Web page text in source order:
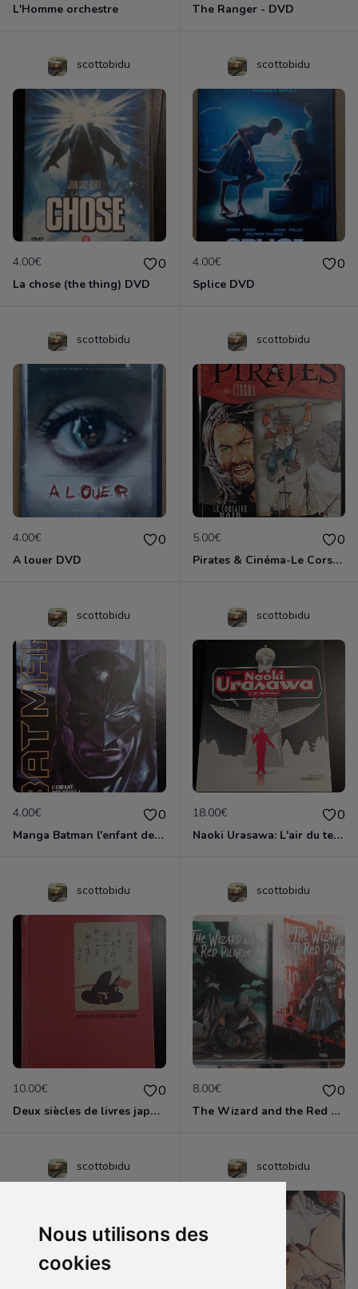
Nous utilisons des
cookies
L'Homme orchestre The Ranger - DVD
scottobidu
4.00€ 0
La chose (the thing) DVD
scottobidu
4.00€ 0
Splice DVD
scottobidu
4.00€ 0
A louer DVD
scottobidu
5.00€ 0
Pirates & Cinéma-Le Corsaire Noir
scottobidu
4.00€ 0
Manga Batman l'enfant des rêves 1
scottobidu
18.00€ 0
Naoki Urasawa: L'air du temps
scottobidu
10.00€ 0
Deux siècles de livres japonais
scottobidu
8.00€ 0
The Wizard and the Red Pilgrim - manga complet
scottobidu scottobidu